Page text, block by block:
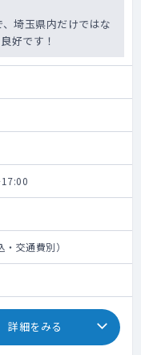
埼玉県内だけではな
好です！
交通費別）
詳細をみる